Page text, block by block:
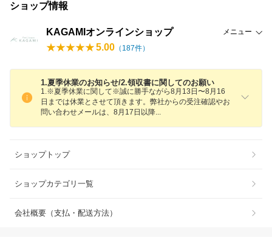
ショップ情報
KAGAMIオンラインショップ メニュー
5.00 （ 187件）
1.夏季休業のお知らせ/2.領収書に関してのお願い
1.※夏季休業に関して※誠に勝手ながら8月13日〜8月16
日までは休業とさせて頂きます。弊社からの受注確認やお
問い合わせメールは、8月17日以降
ショップトップ
ショップカテゴリ一覧
会社概要（支払・配送方法）